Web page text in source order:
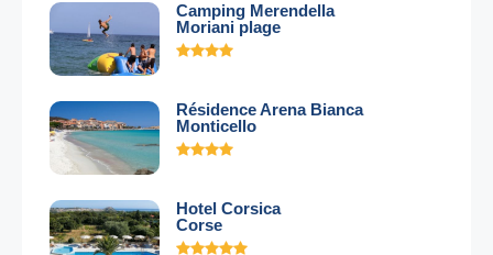
Camping Merendella
Moriani plage
Résidence Arena Bianca
Monticello
Hotel Corsica
Corse